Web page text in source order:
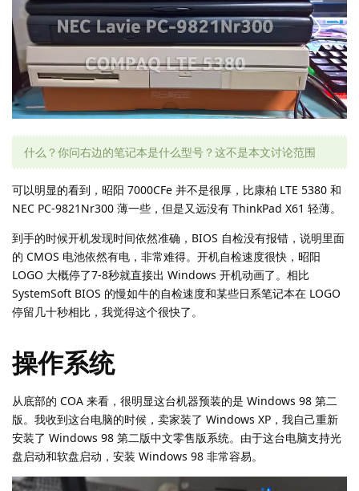
什么？你问右边的笔记本是什么型号？这不是本文讨论范围
可以明显的看到，昭阳 7000CFe 并不是很厚，比康柏 LTE 5380 和
NEC PC-9821Nr300 薄一些，但是又远没有 ThinkPad X61 轻薄。
到手的时候开机发现时间依然准确，BIOS 自检没有报错，说明里面
的 CMOS 电池依然有电，非常难得。开机自检速度很快，昭阳
LOGO 大概停了7-8秒就直接出 Windows 开机动画了。相比
SystemSoft BIOS 的慢如牛的自检速度和某些日系笔记本在 LOGO
停留几十秒相比，我觉得这个很快了。
操作系统
从底部的 COA 来看，很明显这台机器预装的是 Windows 98 第二
版。我收到这台电脑的时候，卖家装了 Windows XP，我自己重新
安装了 Windows 98 第二版中文零售版系统。由于这台电脑支持光
盘启动和软盘启动，安装 Windows 98 非常容易。